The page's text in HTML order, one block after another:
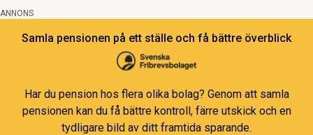
ANNONS
Samla pensionen på ett ställe och få bättre överblick
Har du pension hos flera olika bolag? Genom att samla
pensionen kan du få bättre kontroll, färre utskick och en
tydligare bild av ditt framtida sparande.